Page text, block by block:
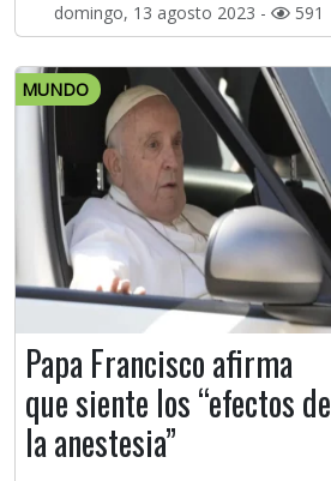
domingo, 13 agosto 2023 - 591
MUNDO
Papa Francisco afirma
que siente los “efectos de
la anestesia”